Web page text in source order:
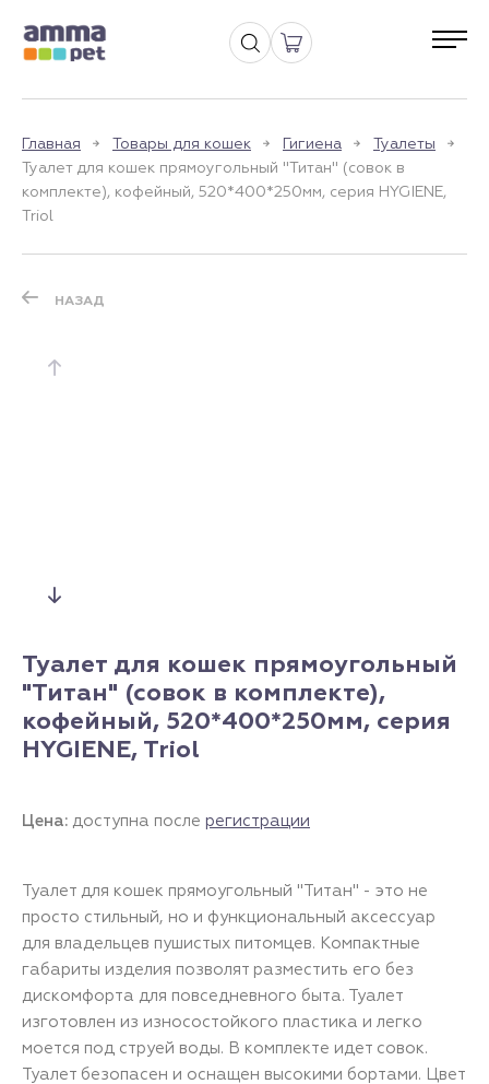
Главная Товары для кошек Гигиена
Туалеты
Туалет для кошек прямоугольный "Титан" (совок в
комплекте), кофейный, 520*400*250мм, серия HYGIENE,
Triol
НАЗАД
Туалет для кошек прямоугольный
"Титан" (совок в комплекте),
кофейный, 520*400*250мм, серия
HYGIENE, Triol
Цена: доступна после регистрации
Туалет для кошек прямоугольный "Титан" - это не
просто стильный, но и функциональный аксессуар
для владельцев пушистых питомцев. Компактные
габариты изделия позволят разместить его без
дискомфорта для повседневного быта. Туалет
изготовлен из износостойкого пластика и легко
моется под струей воды. В комплекте идет совок.
Туалет безопасен и оснащен высокими бортами. Цвет